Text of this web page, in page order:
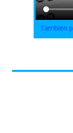
También